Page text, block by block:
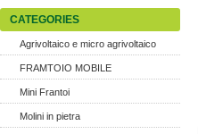
CATEGORIES
Agrivoltaico e micro agrivoltaico
FRAMTOIO MOBILE
Mini Frantoi
Molini in pietra